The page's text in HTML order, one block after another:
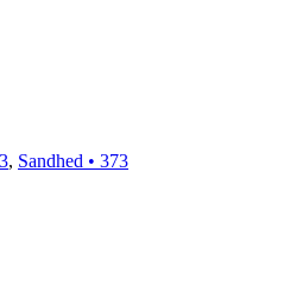
, Sandhed • 373